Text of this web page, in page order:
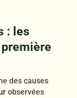
: les
des causes
observées